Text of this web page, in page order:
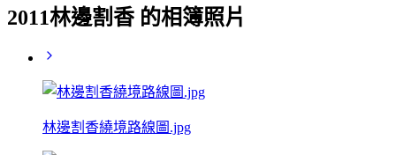
2011林邊割香 的相簿照片
林邊割香繞境路線圖.jpg